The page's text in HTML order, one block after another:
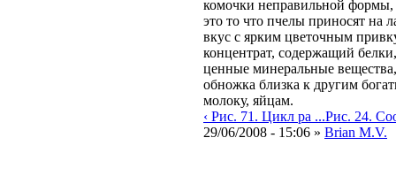
комочки неправильной
это то что пчелы приносят на
вкус с ярким цветочным
концентрат, содержащий
ценные минеральные
обножка близка к другим
молоку, яйцам.
‹ Рис. 71. Цикл ра ...Рис. 24.
29/06/2008 - 15:06 » Brian M.V.